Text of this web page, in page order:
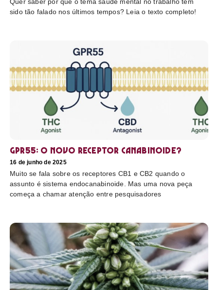
sido tão falado nos últimos tempos? Leia o texto completo!
GPR55: o novo receptor canabinoide?
16 de junho de 2025
Muito se fala sobre os receptores CB1 e CB2 quando o
assunto é sistema endocanabinoide. Mas uma nova peça
começa a chamar atenção entre pesquisadores